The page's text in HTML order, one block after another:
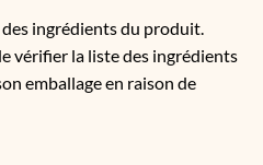
ingrédients du produit.
vérifier la liste des ingrédients
emballage en raison de